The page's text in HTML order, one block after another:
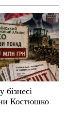
Костюшко